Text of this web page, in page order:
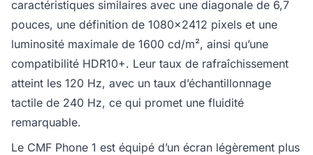
caractéristiques similaires avec une diagonale de 6,7
pouces, une définition de 1080x2412 pixels et une
luminosité maximale de 1600 cd/m², ainsi qu’une
compatibilité HDR10+. Leur taux de rafraîchissement
atteint les 120 Hz, avec un taux d’échantillonnage
tactile de 240 Hz, ce qui promet une fluidité
remarquable.
Le CMF Phone 1 est équipé d’un écran légèrement plus